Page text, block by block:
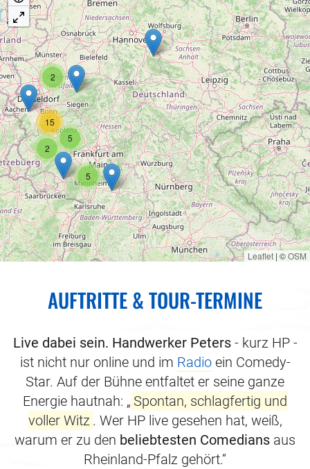
2
2
15
5
5
Leaflet | ©OSM
AUFTRITTE & TOUR-TERMINE
Live dabei sein. Handwerker Peters- kurz HP -
ist nicht nur online und im Radioein Comedy-
Star. Auf der Bühne entfaltet er seine ganze
Energie hautnah: „ Spontan, schlagfertig und
voller Witz . Wer HP live gesehen hat, weiß,
warum er zu den beliebtesten Comedians aus
Rheinland-Pfalz gehört.“